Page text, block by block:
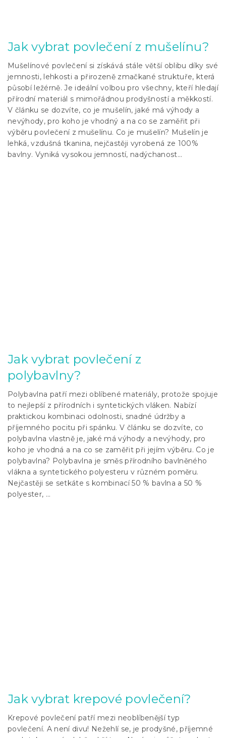
Jak vybrat povlečení z mušelínu?
Mušelínové povlečení si získává stále větší oblibu díky své
jemnosti, lehkosti a přirozeně zmačkané struktuře, která
působí ležérně. Je ideální volbou pro všechny, kteří hledají
přírodní materiál s mimořádnou prodyšností a měkkostí.
V článku se dozvíte, co je mušelín, jaké má výhody a
nevýhody, pro koho je vhodný a na co se zaměřit při
výběru povlečení z mušelínu. Co je mušelín? Mušelín je
lehká, vzdušná tkanina, nejčastěji vyrobená ze 100%
bavlny. Vyniká vysokou jemností, nadýchanost...
Jak vybrat povlečení z
polybavlny?
Polybavlna patří mezi oblíbené materiály, protože spojuje
to nejlepší z přírodních i syntetických vláken. Nabízí
praktickou kombinaci odolnosti, snadné údržby a
příjemného pocitu při spánku. V článku se dozvíte, co
polybavlna vlastně je, jaké má výhody a nevýhody, pro
koho je vhodná a na co se zaměřit při jejím výběru. Co je
polybavlna? Polybavlna je směs přírodního bavlněného
vlákna a syntetického polyesteru v různém poměru.
Nejčastěji se setkáte s kombinací 50 % bavlna a 50 %
polyester, ...
Jak vybrat krepové povlečení?
Krepové povlečení patří mezi neoblíbenější typ
povlečení. A není divu! Nežehlí se, je prodyšné, příjemné